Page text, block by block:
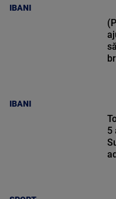
IBANI
IBANI
5